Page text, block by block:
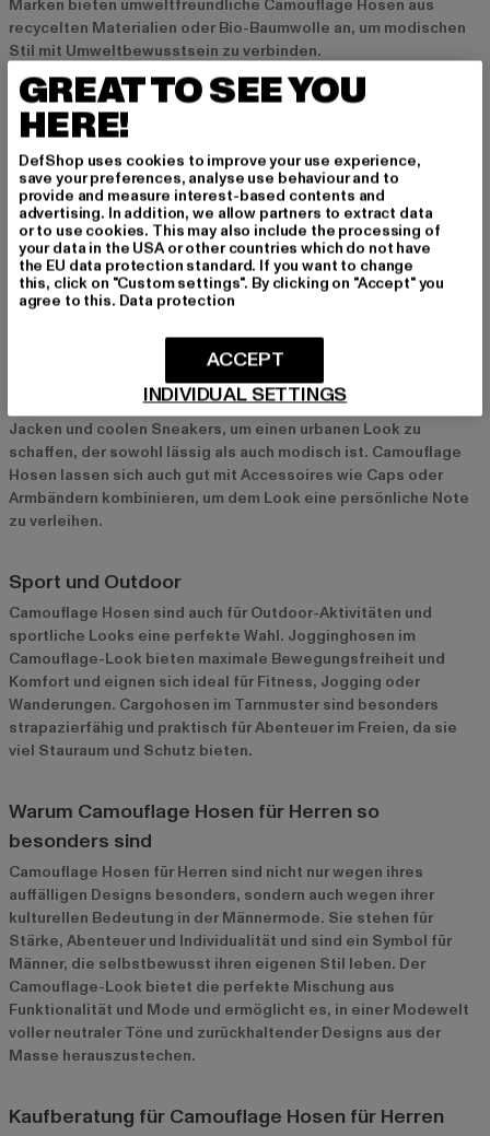
Marken bieten umweltfreundliche Camouflage Hosen aus
recycelten Materialien oder Bio-Baumwolle an, um modischen
Stil mit Umweltbewusstsein zu verbinden.
Camouflage Hosen für verschiedene Anlässe
Freizeit und Alltag
Camouflage Hosen sind ideal für den Alltag, da sie nicht nur
stylisch, sondern auch unglaublich bequem und strapazierfähig
sind. Kombiniere sie mit einem schlichten Pullover oder T-Shirt
und Sneakers, um einen entspannten Look zu kreieren, der
perfekt für Freizeitaktivitäten oder ein Treffen mit Freunden
ist.
Streetwear und Urban-Looks
In der Streetwear-Szene sind Camouflage Hosen ein absolutes
Must-Have. Kombiniere sie mit Oversized-Hoodies, lässigen
Jacken und coolen Sneakers, um einen urbanen Look zu
schaffen, der sowohl lässig als auch modisch ist. Camouflage
Hosen lassen sich auch gut mit Accessoires wie Caps oder
Armbändern kombinieren, um dem Look eine persönliche Note
zu verleihen.
Sport und Outdoor
Camouflage Hosen sind auch für Outdoor-Aktivitäten und
sportliche Looks eine perfekte Wahl. Jogginghosen im
Camouflage-Look bieten maximale Bewegungsfreiheit und
Komfort und eignen sich ideal für Fitness, Jogging oder
Wanderungen. Cargohosen im Tarnmuster sind besonders
strapazierfähig und praktisch für Abenteuer im Freien, da sie
viel Stauraum und Schutz bieten.
Warum Camouflage Hosen für Herren so
besonders sind
Camouflage Hosen für Herren sind nicht nur wegen ihres
auffälligen Designs besonders, sondern auch wegen ihrer
kulturellen Bedeutung in der Männermode. Sie stehen für
Stärke, Abenteuer und Individualität und sind ein Symbol für
Männer, die selbstbewusst ihren eigenen Stil leben. Der
Camouflage-Look bietet die perfekte Mischung aus
Funktionalität und Mode und ermöglicht es, in einer Modewelt
voller neutraler Töne und zurückhaltender Designs aus der
Masse herauszustechen.
Kaufberatung für Camouflage Hosen für Herren
GREAT TO SEE YOU
HERE!
DefShop uses cookies to improve your use experience,
save your preferences, analyse use behaviour and to
provide and measure interest-based contents and
advertising. In addition, we allow partners to extract data
or to use cookies. This may also include the processing of
your data in the USA or other countries which do not have
the EU data protection standard. If you want to change
this, click on "Custom settings". By clicking on "Accept" you
agree to this. Data protection
INDIVIDUAL SETTINGS
ACCEPT